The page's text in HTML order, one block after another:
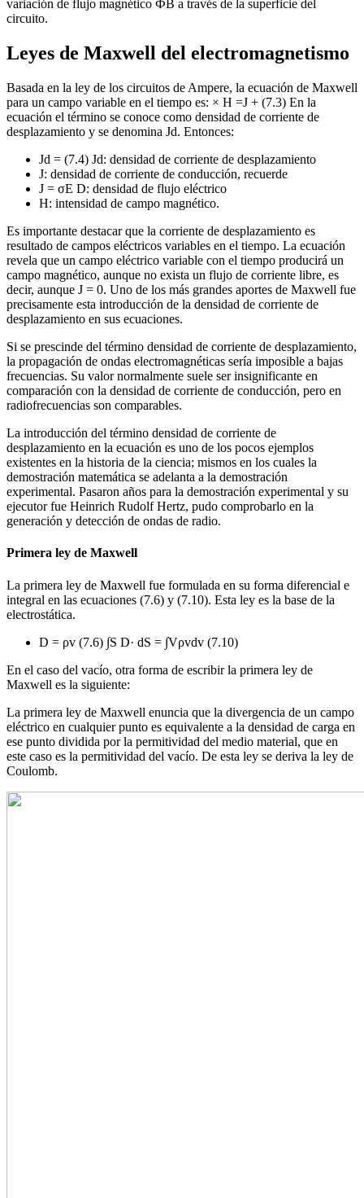
variación de flujo magnético ФB a través de la superficie del
circuito.
Leyes de Maxwell del electromagnetismo
Basada en la ley de los circuitos de Ampere, la ecuación de Maxwell
para un campo variable en el tiempo es: × H =J + (7.3) En la
ecuación el término se conoce como densidad de corriente de
desplazamiento y se denomina Jd. Entonces:
Jd = (7.4) Jd: densidad de corriente de desplazamiento
J: densidad de corriente de conducción, recuerde
J = σE D: densidad de flujo eléctrico
H: intensidad de campo magnético.
Es importante destacar que la corriente de desplazamiento es
resultado de campos eléctricos variables en el tiempo. La ecuación
revela que un campo eléctrico variable con el tiempo producirá un
campo magnético, aunque no exista un flujo de corriente libre, es
decir, aunque J = 0. Uno de los más grandes aportes de Maxwell fue
precisamente esta introducción de la densidad de corriente de
desplazamiento en sus ecuaciones.
Si se prescinde del término densidad de corriente de desplazamiento,
la propagación de ondas electromagnéticas sería imposible a bajas
frecuencias. Su valor normalmente suele ser insignificante en
comparación con la densidad de corriente de conducción, pero en
radiofrecuencias son comparables.
La introducción del término densidad de corriente de
desplazamiento en la ecuación es uno de los pocos ejemplos
existentes en la historia de la ciencia; mismos en los cuales la
demostración matemática se adelanta a la demostración
experimental. Pasaron años para la demostración experimental y su
ejecutor fue Heinrich Rudolf Hertz, pudo comprobarlo en la
generación y detección de ondas de radio.
Primera ley de Maxwell
La primera ley de Maxwell fue formulada en su forma diferencial e
integral en las ecuaciones (7.6) y (7.10). Esta ley es la base de la
electrostática.
D = ρv (7.6) ∫S D· dS = ∫Vρvdv (7.10)
En el caso del vacío, otra forma de escribir la primera ley de
Maxwell es la siguiente:
La primera ley de Maxwell enuncia que la divergencia de un campo
eléctrico en cualquier punto es equivalente a la densidad de carga en
ese punto dividida por la permitividad del medio material, que en
este caso es la permitividad del vacío. De esta ley se deriva la ley de
Coulomb.